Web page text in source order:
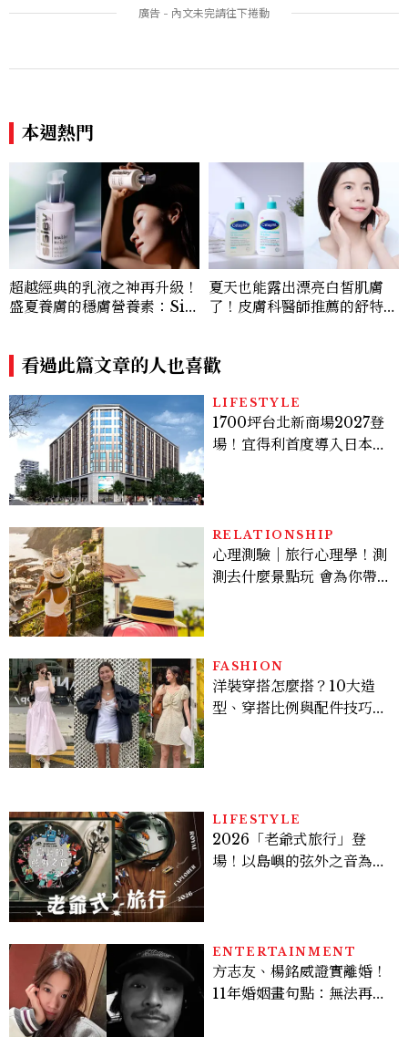
本週熱門
超越經典的乳液之神再升級！
盛夏養膚的穩膚營養素：Sisl
由內而外打造「好體質」
夏天也能露出漂亮白皙肌膚
了！皮膚科醫師推薦的舒特膚
五大肌膚敏弱問題！
看過此篇文章的人也喜歡
LIFESTYLE
1700坪台北新商場2027登
場！宜得利首度導入日本
RELATIONSHIP
心理測驗｜旅行心理學！測
測去什麼景點玩 會為你帶來
FASHION
洋裝穿搭怎麼搭？10大造
型、穿搭比例與配件技巧一
LIFESTYLE
2026「老爺式旅行」登
場！以島嶼的弦外之音為
ENTERTAINMENT
方志友、楊銘威證實離婚！
11年婚姻畫句點：無法再做